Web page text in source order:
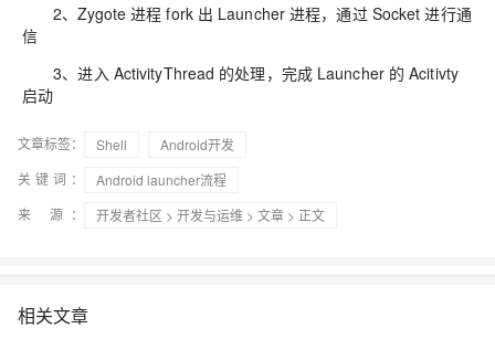
2、Zygote 进程 fork 出 Launcher 进程，通过 Socket 进行通
信
3、进入 ActivityThread 的处理，完成 Launcher 的 Acitivty
启动
文章标签： Shell
Android开发
关键词：
Android launcher流程
来 源：
开发者社区 > 开发与运维 > 文章 > 正文
相关文章